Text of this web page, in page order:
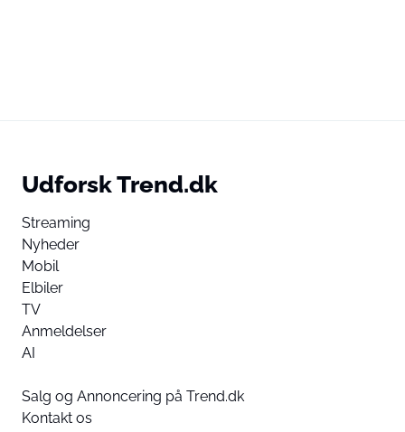
Udforsk Trend.dk
Streaming
Nyheder
Mobil
Elbiler
TV
Anmeldelser
AI
Salg og Annoncering på Trend.dk
Kontakt os